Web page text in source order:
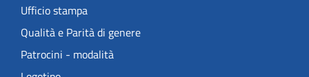
Ufficio stampa
Qualità e Parità di genere
Patrocini - modalità